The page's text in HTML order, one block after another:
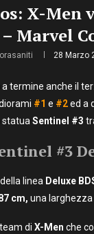
X-Men
– Marvel
28 Marzo
termine anche il
#1 e #2ed a
statuaSentinel #3
#3
linea Deluxe
cm, una larghezza
di X-Men che